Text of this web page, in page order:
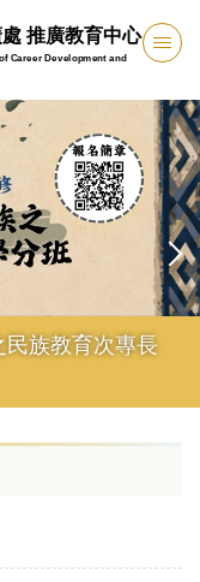
推廣教育中心
Career Development and
民族教育次專長